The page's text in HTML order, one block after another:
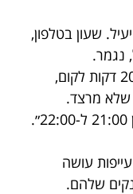
שעון בטלפון,
נגמר.
– כל 20-30 דקות לקום,
שלא מרצד.
– למשל ״רק בין 21:00 ל-22:00״.
עושה
שלהם.